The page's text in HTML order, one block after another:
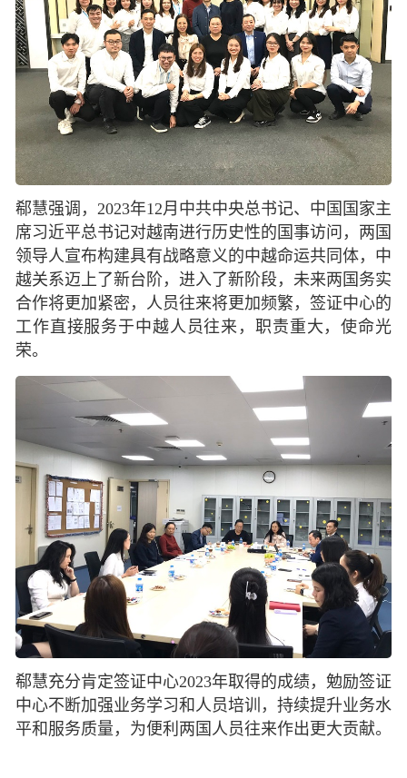
郗慧强调，2023年12月中共中央总书记、中国国家主
席习近平总书记对越南进行历史性的国事访问，两国
领导人宣布构建具有战略意义的中越命运共同体，中
越关系迈上了新台阶，进入了新阶段，未来两国务实
合作将更加紧密，人员往来将更加频繁，签证中心的
工作直接服务于中越人员往来，职责重大，使命光
荣。
郗慧充分肯定签证中心2023年取得的成绩，勉励签证
中心不断加强业务学习和人员培训，持续提升业务水
平和服务质量，为便利两国人员往来作出更大贡献。